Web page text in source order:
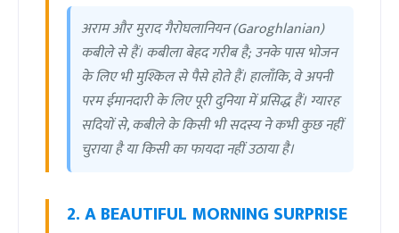
अराम और मुराद गैरोघलानियन (Garoghlanian)
कबीले से हैं। कबीला बेहद गरीब है; उनके पास भोजन
के लिए भी मुश्किल से पैसे होते हैं। हालाँकि, वे अपनी
परम ईमानदारी के लिए पूरी दुनिया में प्रसिद्ध हैं। ग्यारह
सदियों से, कबीले के किसी भी सदस्य ने कभी कुछ नहीं
चुराया है या किसी का फायदा नहीं उठाया है।
2. A BEAUTIFUL MORNING SURPRISE